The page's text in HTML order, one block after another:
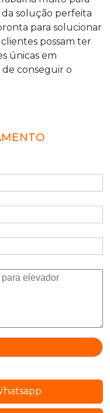
solução perfeita
para solucionar
possam ter
únicas em
conseguir o